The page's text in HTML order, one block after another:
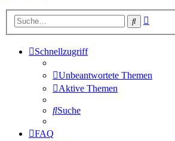
Suche
Schnellzugriff
Unbeantwortete Themen
Aktive Themen
Suche
FAQ